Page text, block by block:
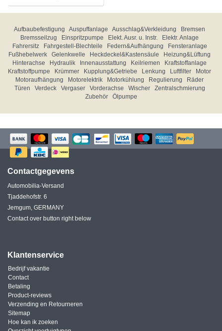
Aufbaubefestigung Auspuffanlage Ausschlag&Verkleidung
Bremsen
Bremsseilzug
Einspritzpumpe Elekt. Ausr. u. Instr.
Elektr. Anlage
Fahrersitz
Fahrgestell-Blechteile Federn&Aufhängung
Fensteranlage
Fußhebelwerk
Gelenkwelle Heckdeckel&Kastensäule
Heizung&Lüftung
Hinterachse
Hydraulik Innenausstattung Keilriemen
Kraftstoffanlage
Kraftstoffpumpe
Krümmer Kupplung&Getriebe Lenkung Luftfilter
Motor
Motoraufhängung
Motorelektrik Motorkühlung Regulierung
Räder
Türen
Verdeck Vergaser Vorderachse Wischer
Zentralschmierung
Zubehör
Ölpumpe
Contactgegevens
Automobilia-Versand
Tjaddehofstr. 6
Jemgum, GERMANY
Contact over button right below
Klantenservice
Bedrijf vakantie
Contact
Betaling
Product-reviews
Verzending en Retourneren
Sitemap
Hoe kan ik zoeken